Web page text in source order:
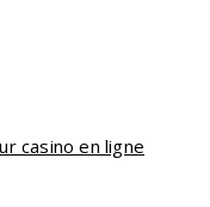
casino en ligne